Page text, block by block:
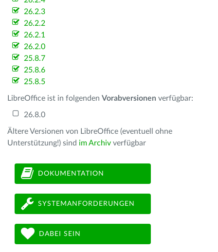
26.2.3
26.2.2
26.2.1
26.2.0
25.8.7
25.8.6
25.8.5
LibreOffice ist in folgenden Vorabversionen verfügbar:
26.8.0
Ältere Versionen von LibreOffice (eventuell ohne
Unterstützung!) sind im Archiv verfügbar
DOKUMENTATION
SYSTEMANFORDERUNGEN
DABEI SEIN